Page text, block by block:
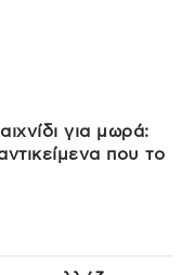
για μωρά:
που το